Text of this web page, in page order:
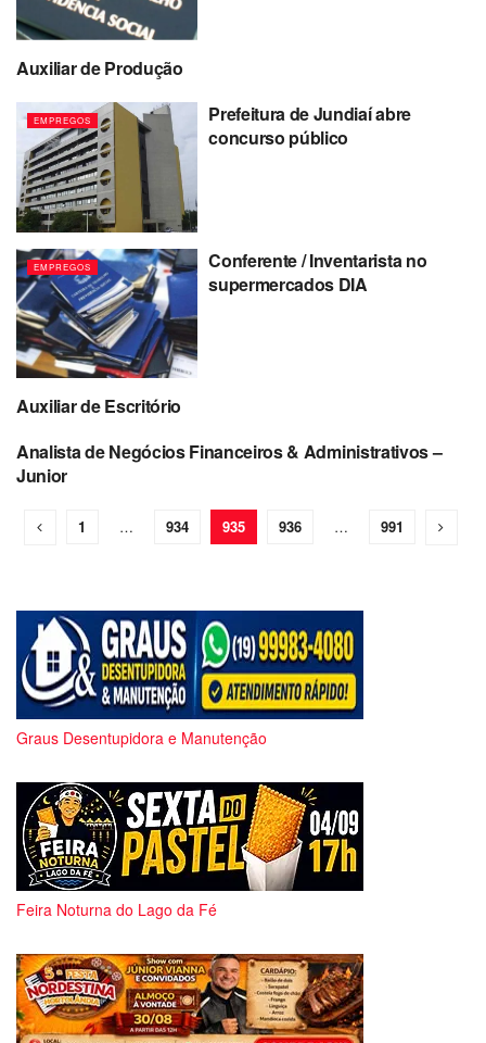
EMPREGOS
Auxiliar de Produção
EMPREGOS
Prefeitura de Jundiaí abre
concurso público
EMPREGOS
Conferente / Inventarista no
supermercados DIA
EMPREGOS
Auxiliar de Escritório
EMPREGOS
Analista de Negócios Financeiros & Administrativos –
Junior
1 … 934 935 936 … 991
Graus Desentupidora e Manutenção
Feira Noturna do Lago da Fé